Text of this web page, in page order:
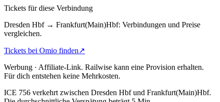
Tickets für diese Verbindung
Dresden Hbf → Frankfurt(Main)Hbf: Verbindungen und Preise
vergleichen.
Tickets bei Omio finden↗
Werbung · Affiliate-Link. Railwise kann eine Provision erhalten.
Für dich entstehen keine Mehrkosten.
ICE 756 verkehrt zwischen Dresden Hbf und Frankfurt(Main)Hbf.